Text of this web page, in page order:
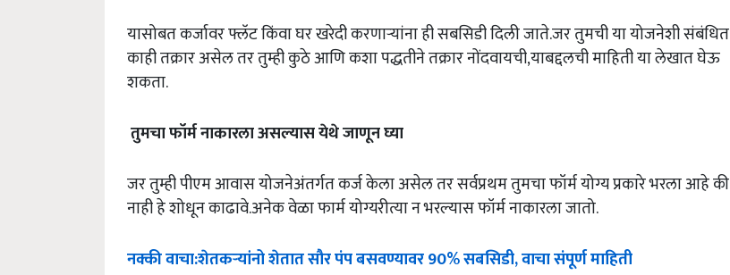
यासोबत कर्जावर फ्लॅट किंवा घर खरेदी करणाऱ्यांना ही सबसिडी दिली जाते.जर तुमची या योजनेशी संबंधित
काही तक्रार असेल तर तुम्ही कुठे आणि कशा पद्धतीने तक्रार नोंदवायची,याबद्दलची माहिती या लेखात घेऊ
शकता.
तुमचाफॉर्मनाकारलाअसल्यासयेथेजाणूनघ्या
जर तुम्ही पीएम आवास योजनेअंतर्गत कर्ज केला असेल तर सर्वप्रथम तुमचा फॉर्म योग्य प्रकारे भरला आहे की
नाही हे शोधून काढावे.अनेक वेळा फार्म योग्यरीत्या न भरल्यास फॉर्म नाकारला जातो.
नक्कीवाचा:शेतकऱ्यांनोशेतातसौरपंपबसवण्यावर90%सबसिडी,वाचासंपूर्णमाहिती